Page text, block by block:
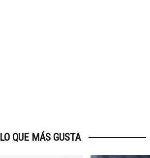
LO QUE MÁS GUSTA